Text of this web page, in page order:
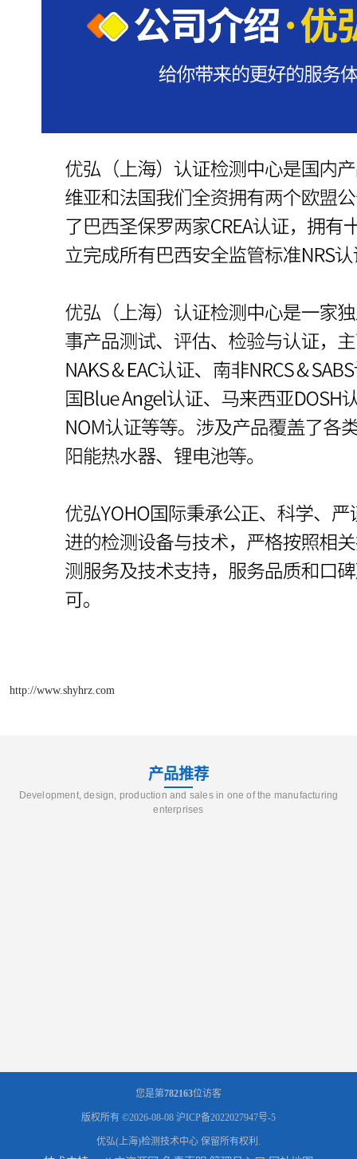
http://www.shyhrz.com
产品推荐
Development, design, production and sales in one of the manufacturing
enterprises
您是第782163位访客
版权所有 ©2026-08-08 沪ICP备2022027947号-5
优弘(上海)检测技术中心 保留所有权利.